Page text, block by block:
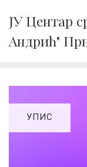
content
ЈУ Центар
Андрић"
УПИС